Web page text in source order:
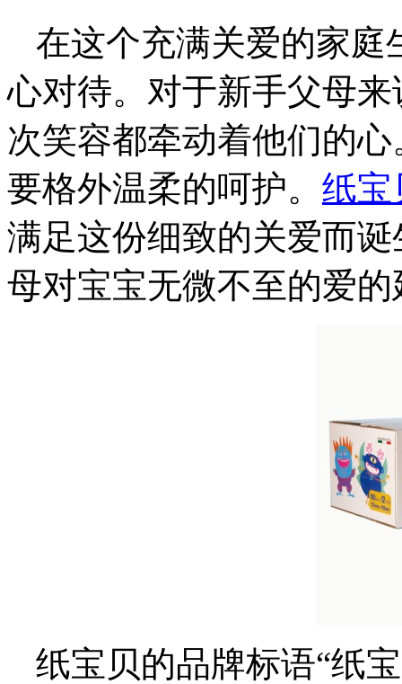
在这个充满关爱的家庭
心对待。对于新手父母
次笑容都牵动着他们的
要格外温柔的呵护。 纸宝
满足这份细致的关爱而
母对宝宝无微不至的爱的
纸宝贝的品牌标语“纸